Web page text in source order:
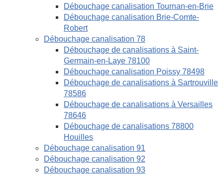
Débouchage canalisation Tournan-en-Brie
Débouchage canalisation Brie-Comte-
Robert
Débouchage canalisation 78
Débouchage de canalisations à Saint-
Germain-en-Laye 78100
Débouchage canalisation Poissy 78498
Débouchage de canalisations à Sartrouville
78586
Débouchage de canalisations à Versailles
78646
Débouchage de canalisations 78800
Houilles
Débouchage canalisation 91
Débouchage canalisation 92
Débouchage canalisation 93